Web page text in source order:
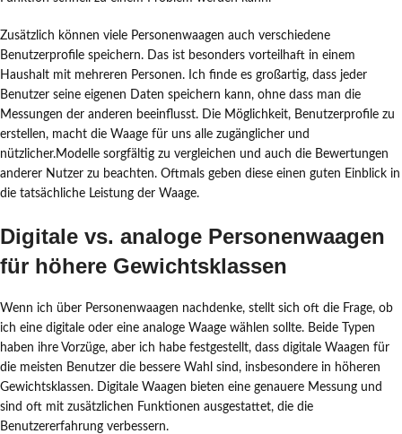
Zusätzlich können viele Personenwaagen auch verschiedene
Benutzerprofile speichern. Das ist besonders vorteilhaft in einem
Haushalt mit mehreren Personen. Ich finde es großartig, dass jeder
Benutzer seine eigenen Daten speichern kann, ohne dass man die
Messungen der anderen beeinflusst. Die Möglichkeit, Benutzerprofile zu
erstellen, macht die Waage für uns alle zugänglicher und
nützlicher.Modelle sorgfältig zu vergleichen und auch die Bewertungen
anderer Nutzer zu beachten. Oftmals geben diese einen guten Einblick in
die tatsächliche Leistung der Waage.
Digitale vs. analoge Personenwaagen
für höhere Gewichtsklassen
Wenn ich über Personenwaagen nachdenke, stellt sich oft die Frage, ob
ich eine digitale oder eine analoge Waage wählen sollte. Beide Typen
haben ihre Vorzüge, aber ich habe festgestellt, dass digitale Waagen für
die meisten Benutzer die bessere Wahl sind, insbesondere in höheren
Gewichtsklassen. Digitale Waagen bieten eine genauere Messung und
sind oft mit zusätzlichen Funktionen ausgestattet, die die
Benutzererfahrung verbessern.